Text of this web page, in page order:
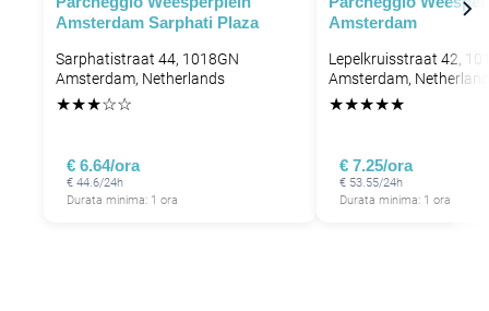
P
PP P
Amsterdam Sarphati Plaza
Sarphatistraat 44, 1018GN
Amsterdam, Netherlands
★★★☆☆
€ 6.64/ora
€ 44.6/24h
Durata minima: 1 ora
Amsterdam
Lepelkruisstraat 42,
Amsterdam,
★★★★★
€ 7.25/ora
€ 53.55/24h
Durata minima: 1 ora